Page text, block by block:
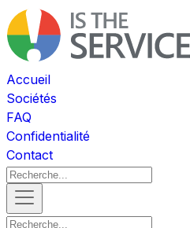
Accueil
Sociétés
FAQ
Confidentialité
Contact